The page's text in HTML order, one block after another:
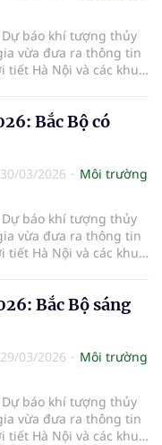
báo khí tượng thủy
vừa đưa ra thông tin
tiết Hà Nội và các khu
Bắc Bộ có
30/03/2026
Môi trường
báo khí tượng thủy
vừa đưa ra thông tin
tiết Hà Nội và các khu
Bắc Bộ sáng
29/03/2026
Môi trường
báo khí tượng thủy
vừa đưa ra thông tin
tiết Hà Nội và các khu